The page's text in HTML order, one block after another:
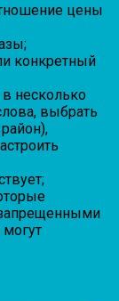
цены
конкретный
в несколько
выбрать